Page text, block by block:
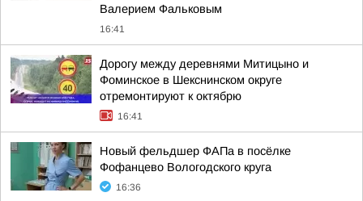
Валерием Фальковым
16:41
Дорогу между деревнями Митицыно и
Фоминское в Шекснинском округе
отремонтируют к октябрю
16:41
Новый фельдшер ФАПа в посёлке
Фофанцево Вологодского круга
16:36